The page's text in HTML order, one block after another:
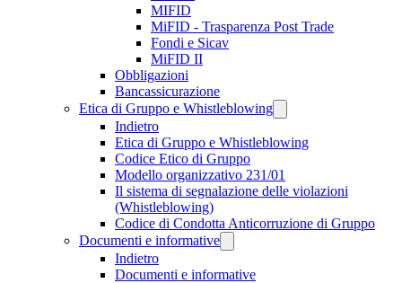
MIFID
MiFID - Trasparenza Post Trade
Fondi e Sicav
MiFID II
Obbligazioni
Bancassicurazione
Etica di Gruppo e Whistleblowing
Indietro
Etica di Gruppo e Whistleblowing
Codice Etico di Gruppo
Modello organizzativo 231/01
Il sistema di segnalazione delle violazioni
(Whistleblowing)
Codice di Condotta Anticorruzione di Gruppo
Documenti e informative
Indietro
Documenti e informative